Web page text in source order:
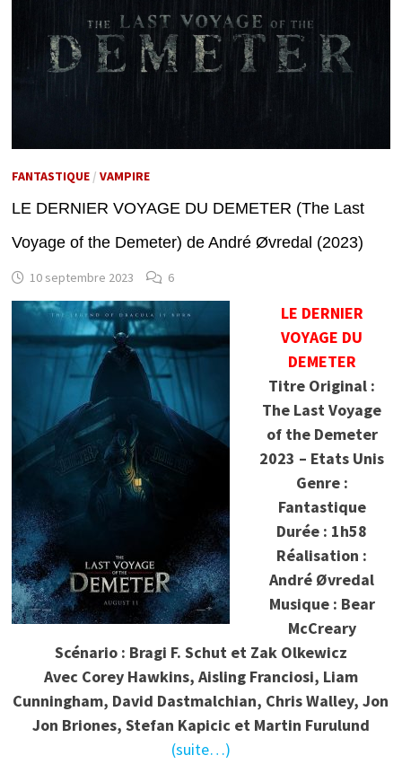
FANTASTIQUE/ VAMPIRE
LE DERNIER VOYAGE DU DEMETER (The Last
Voyage of the Demeter) de André Øvredal (2023)
10 septembre 2023 6
LE DERNIER
VOYAGE DU
DEMETER
Titre Original :
The Last Voyage
of the Demeter
2023 – Etats Unis
Genre :
Fantastique
Durée : 1h58
Réalisation :
André Øvredal
Musique : Bear
McCreary
Scénario : Bragi F. Schut et Zak Olkewicz
Avec Corey Hawkins, Aisling Franciosi, Liam
Cunningham, David Dastmalchian, Chris Walley, Jon
Jon Briones, Stefan Kapicic et Martin Furulund
(suite…)